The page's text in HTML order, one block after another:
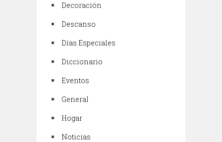
Decoración
Descanso
Días Especiales
Diccionario
Eventos
General
Hogar
Noticias